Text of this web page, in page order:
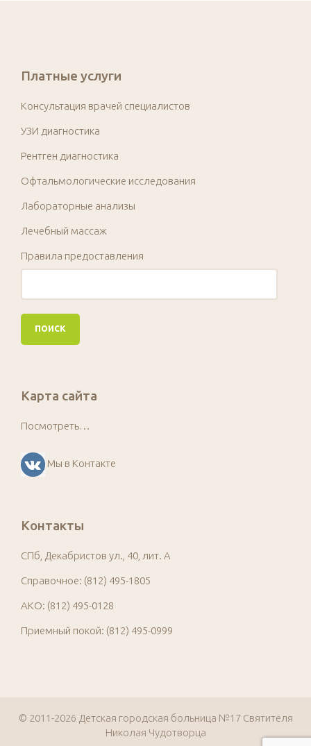
Платные услуги
Консультация врачей специалистов
УЗИ диагностика
Рентген диагностика
Офтальмологические исследования
Лабораторные анализы
Лечебный массаж
Правила предоставления
Карта сайта
Посмотреть…
Мы в Контакте
Контакты
СПб, Декабристов ул., 40, лит. А
Справочное: (812) 495-1805
АКО: (812) 495-0128
Приемный покой: (812) 495-0999
© 2011-2026 Детская городская больница №17 Святителя
Николая Чудотворца